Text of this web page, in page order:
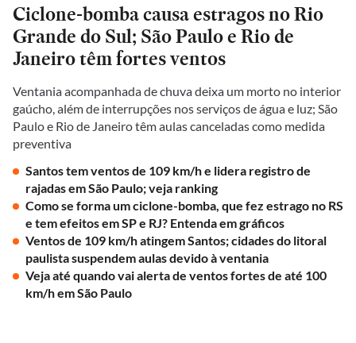
Ciclone-bomba causa estragos no Rio
Grande do Sul; São Paulo e Rio de
Janeiro têm fortes ventos
Ventania acompanhada de chuva deixa um morto no interior
gaúcho, além de interrupções nos serviços de água e luz; São
Paulo e Rio de Janeiro têm aulas canceladas como medida
preventiva
Santos tem ventos de 109 km/h e lidera registro de
rajadas em São Paulo; veja ranking
Como se forma um ciclone-bomba, que fez estrago no RS
e tem efeitos em SP e RJ? Entenda em gráficos
Ventos de 109 km/h atingem Santos; cidades do litoral
paulista suspendem aulas devido à ventania
Veja até quando vai alerta de ventos fortes de até 100
km/h em São Paulo